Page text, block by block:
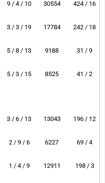
9 / 4 / 10 30554 424 / 16
3 / 3 / 19 17784 242 / 18
5 / 8 / 13 9188 31 / 9
5 / 3 / 15 8525 41 / 2
3 / 6 / 13 13043 196 / 12
2 / 9 / 6 6227 69 / 4
1 / 4 / 9 12911 198 / 3